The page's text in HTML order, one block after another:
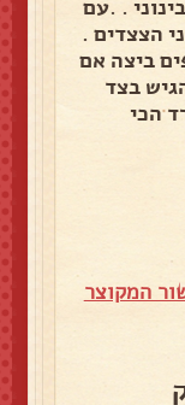
. .עם
הצצדים .
ביצה אם
בצד
הכי
המקוצר